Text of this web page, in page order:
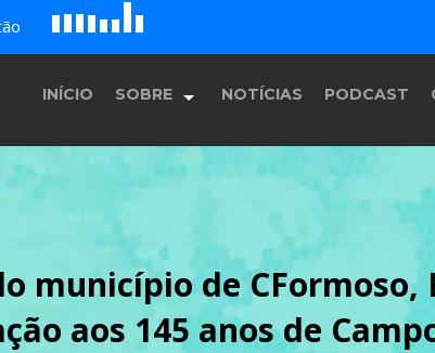
A B c DE F GH
INÍCIO SOBRE
História
Equipe
NOTÍCIAS PODCAST
município de CFormoso,
aos 145 anos de